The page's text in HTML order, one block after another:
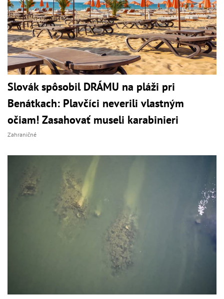
Slovák spôsobil DRÁMU na pláži pri
Benátkach: Plavčíci neverili vlastným
očiam! Zasahovať museli karabinieri
Zahraničné